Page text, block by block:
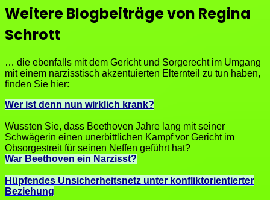
Weitere Blogbeiträge von Regina
Schrott
… die ebenfalls mit dem Gericht und Sorgerecht im Umgang
mit einem narzisstisch akzentuierten Elternteil zu tun haben,
finden Sie hier:
Wer ist denn nun wirklich krank?
Wussten Sie, dass Beethoven Jahre lang mit seiner
Schwägerin einen unerbittlichen Kampf vor Gericht im
Obsorgestreit für seinen Neffen geführt hat?
War Beethoven ein Narzisst?
Hüpfendes Unsicherheitsnetz unter konfliktorientierter
Beziehung